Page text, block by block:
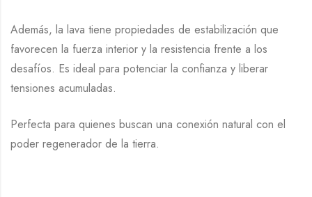
Además, la lava tiene propiedades de estabilización que
favorecen la fuerza interior y la resistencia frente a los
desafíos. Es ideal para potenciar la confianza y liberar
tensiones acumuladas.
Perfecta para quienes buscan una conexión natural con el
poder regenerador de la tierra.